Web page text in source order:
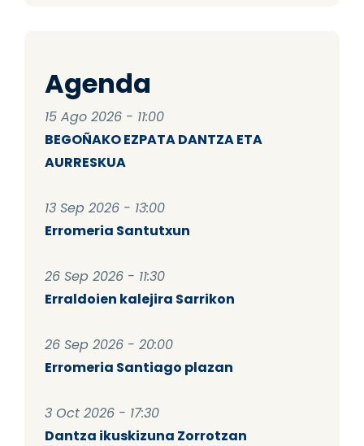
Agenda
15 Ago 2026 - 11:00
BEGOÑAKO EZPATA DANTZA ETA
AURRESKUA
13 Sep 2026 - 13:00
Erromeria Santutxun
26 Sep 2026 - 11:30
Erraldoien kalejira Sarrikon
26 Sep 2026 - 20:00
Erromeria Santiago plazan
3 Oct 2026 - 17:30
Dantza ikuskizuna Zorrotzan